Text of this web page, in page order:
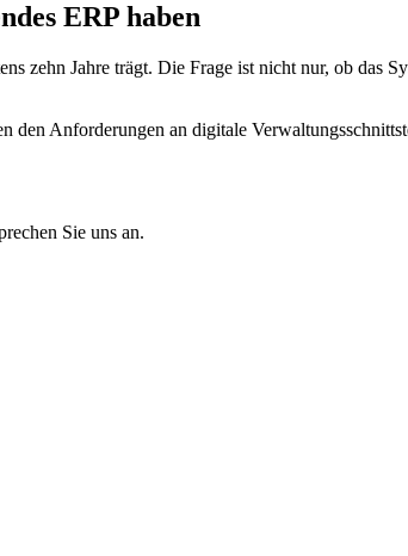
ERP haben
zehn Jahre trägt. Die Frage ist nicht nur, ob das
Anforderungen an digitale
Sie uns an.